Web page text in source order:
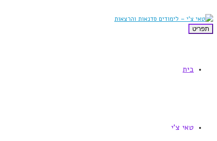
תפריט
בית
טאי צ'י